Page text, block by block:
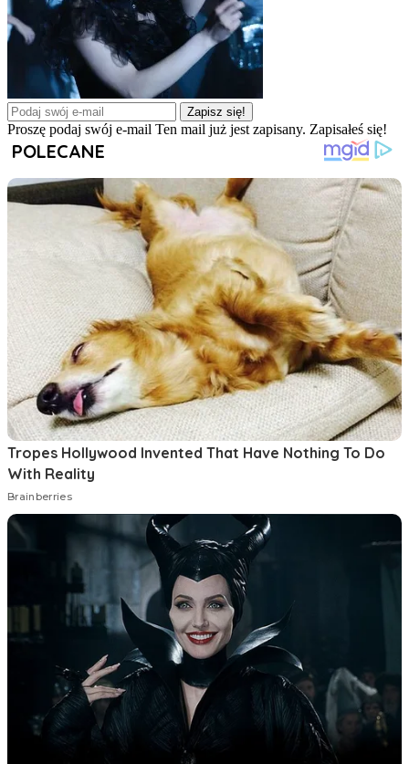
Zapisz się!
Proszę podaj swój e-mail Ten mail już jest zapisany. Zapisałeś się!